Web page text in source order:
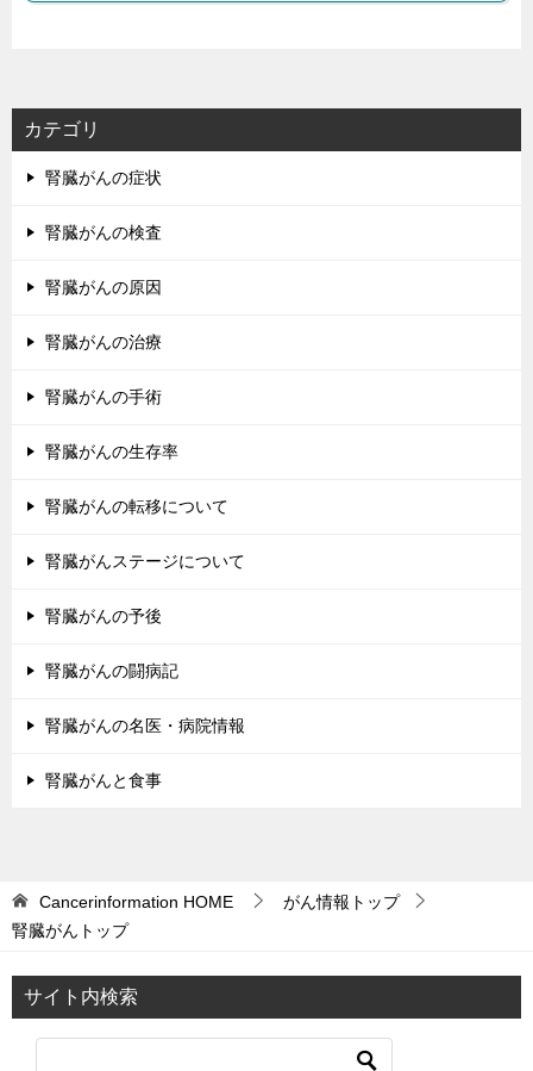
カテゴリ
腎臓がんの症状
腎臓がんの検査
腎臓がんの原因
腎臓がんの治療
腎臓がんの手術
腎臓がんの生存率
腎臓がんの転移について
腎臓がんステージについて
腎臓がんの予後
腎臓がんの闘病記
腎臓がんの名医・病院情報
腎臓がんと食事
Cancerinformation HOME
がん情報トップ
腎臓がんトップ
サイト内検索